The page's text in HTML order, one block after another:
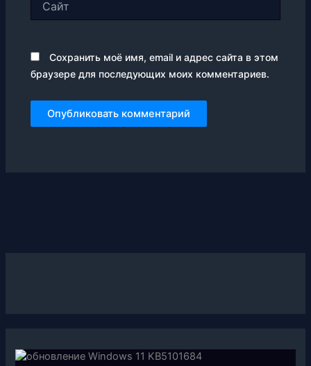
Сохранить моё имя, email и адрес сайта в этом
браузере для последующих моих комментариев.